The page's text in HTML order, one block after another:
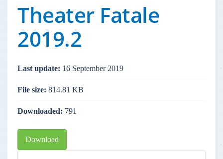
Theater Fatale
2019.2
Last update: 16 September 2019
File size: 814.81 KB
Downloaded: 791
Download